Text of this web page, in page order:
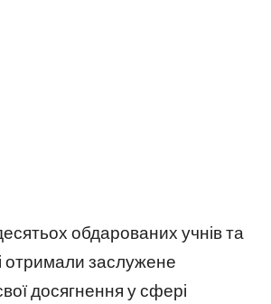
обдарованих учнів та
отримали заслужене
досягнення у сфері